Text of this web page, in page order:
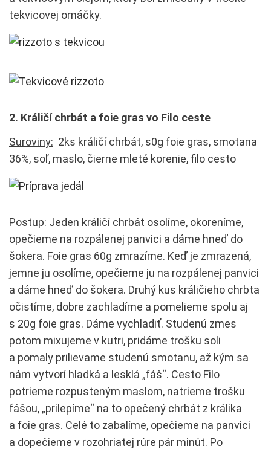
tekvicovej omáčky.
2. Králičí chrbát a foie gras vo Filo ceste
Suroviny: 2ks králičí chrbát, s0g foie gras, smotana
36%, soľ, maslo, čierne mleté korenie, filo cesto
Postup: Jeden králičí chrbát osolíme, okoreníme,
opečieme na rozpálenej panvici a dáme hneď do
šokera. Foie gras 60g zmrazíme. Keď je zmrazená,
jemne ju osolíme, opečieme ju na rozpálenej panvici
a dáme hneď do šokera. Druhý kus králičieho chrbta
očistíme, dobre zachladíme a pomelieme spolu aj
s 20g foie gras. Dáme vychladiť. Studenú zmes
potom mixujeme v kutri, pridáme trošku soli
a pomaly prilievame studenú smotanu, až kým sa
nám vytvorí hladká a lesklá „fáš“. Cesto Filo
potrieme rozpusteným maslom, natrieme trošku
fášou, „prilepíme“ na to opečený chrbát z králika
a foie gras. Celé to zabalíme, opečieme na panvici
a dopečieme v rozohriatej rúre pár minút. Po